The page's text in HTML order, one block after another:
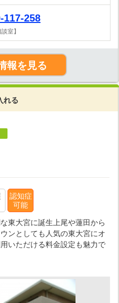
117-258
室】
報を見る
れる
認知症
可能
東大宮に誕生上尾や蓮田から
ンとしても人気の東大宮にオ
いただける料金設定も魅力で